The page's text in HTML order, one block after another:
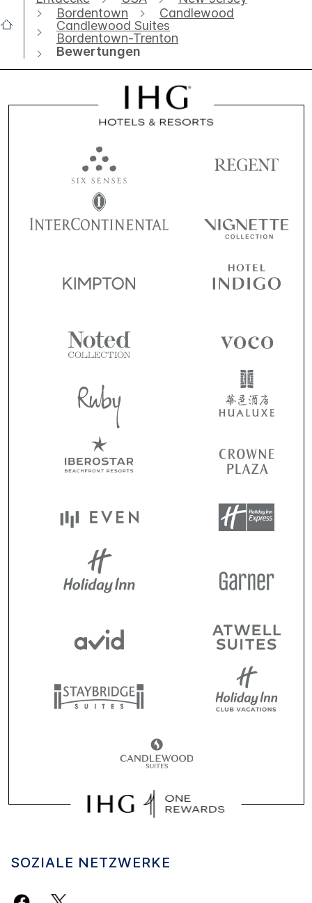
Bordentown
Candlewood
Candlewood Suites
Bordentown-Trenton
Bewertungen
SOZIALE NETZWERKE